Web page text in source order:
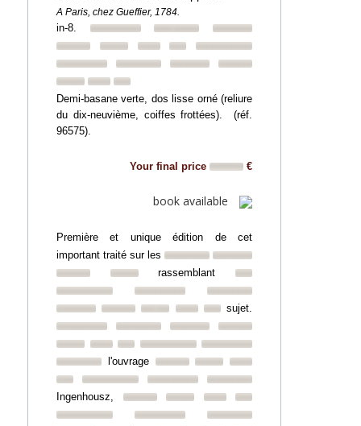
A Paris, chez Gueffier, 1784.
in-8.
Demi-basane verte, dos lisse orné (reliure
du dix-neuvième, coiffes frottées). (réf.
96575).
Your final price €
book available
Première et unique édition de cet
important traité sur les
rassemblant
sujet.
l'ouvrage
Ingenhousz,